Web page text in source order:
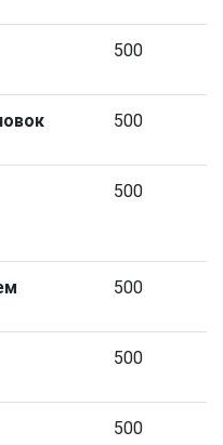
500
500
500
500
500
500